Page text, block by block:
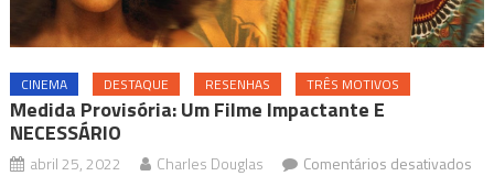
CINEMA DESTAQUE RESENHAS TRÊS MOTIVOS
Medida Provisória: Um Filme Impactante E
NECESSÁRIO
abril 25, 2022 Charles Douglas
Comentários desativados